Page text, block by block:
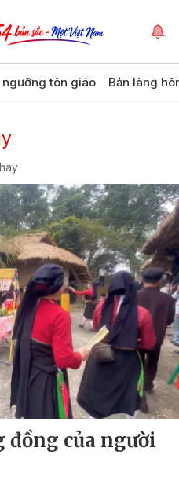
ngưỡng tôn giáo Bản làng
của người